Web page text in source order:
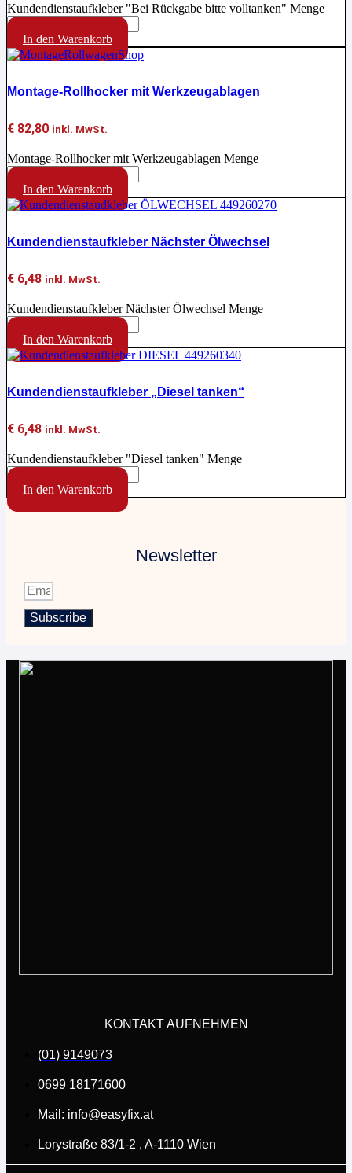
Kundendienstaufkleber "Bei Rückgabe bitte volltanken" Menge
In den Warenkorb
Montage-Rollhocker mit Werkzeugablagen
€ 82,80 inkl. MwSt.
Montage-Rollhocker mit Werkzeugablagen Menge
In den Warenkorb
Kundendienstaufkleber Nächster Ölwechsel
€ 6,48 inkl. MwSt.
Kundendienstaufkleber Nächster Ölwechsel Menge
In den Warenkorb
Kundendienstaufkleber „Diesel tanken“
€ 6,48 inkl. MwSt.
Kundendienstaufkleber "Diesel tanken" Menge
In den Warenkorb
Newsletter
Subscribe
KONTAKT AUFNEHMEN
(01) 9149073
0699 18171600
Mail: info@easyfix.at
Lorystraße 83/1-2 , A-1110 Wien